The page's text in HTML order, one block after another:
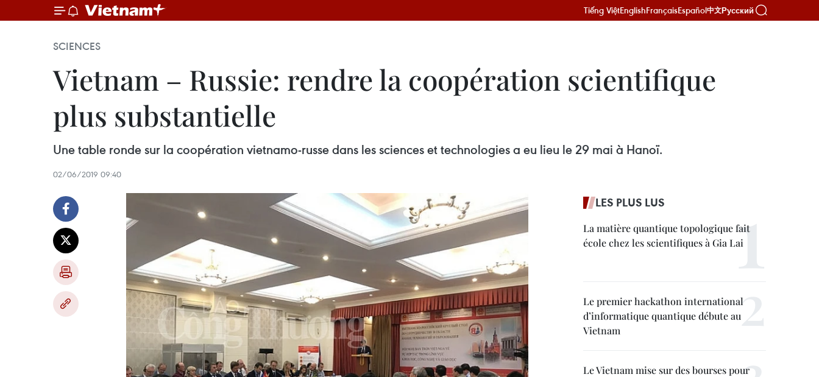
Tiếng ViệtEnglishFrançaisEspañol中文Русский
SCIENCES
Vietnam – Russie: rendre la coopération scientifique
plus substantielle
Une table ronde sur la coopération vietnamo-russe dans les sciences et technologies a eu lieu le 29 mai à Hanoï.
02/06/2019 09:40
LES PLUS LUS
La matière quantique topologique fait
école chez les scientifiques à Gia Lai
Le premier hackathon international
d’informatique quantique débute au
Vietnam
Le Vietnam mise sur des bourses pour